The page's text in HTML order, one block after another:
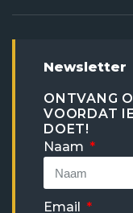
Newsletter
ONTVANG
VOORDAT
DOET!
Naam
Email